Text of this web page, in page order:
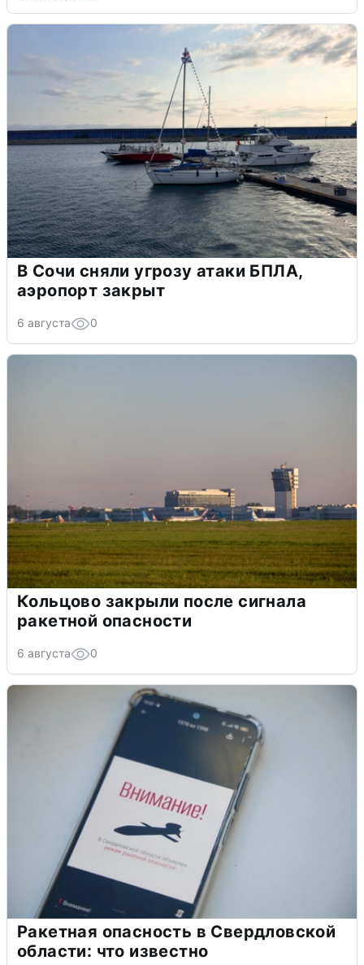
В Сочи сняли угрозу атаки БПЛА,
аэропорт закрыт
6 августа 0
Кольцово закрыли после сигнала
ракетной опасности
6 августа 0
Ракетная опасность в Свердловской
области: что известно